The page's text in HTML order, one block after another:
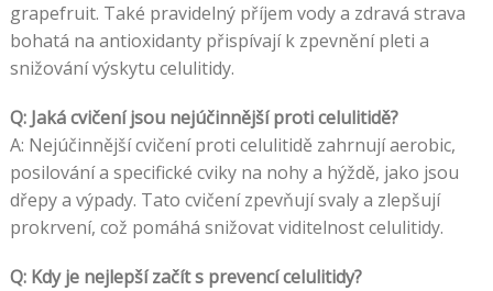
grapefruit. Také pravidelný příjem vody a zdravá strava
bohatá na antioxidanty přispívají k zpevnění pleti a
snižování výskytu celulitidy.
Q: Jaká cvičení jsou nejúčinnější proti celulitidě?
A: Nejúčinnější cvičení proti celulitidě zahrnují aerobic,
posilování a specifické cviky na nohy a hýždě, jako jsou
dřepy a výpady. Tato cvičení zpevňují svaly a zlepšují
prokrvení, což pomáhá snižovat viditelnost celulitidy.
Q: Kdy je nejlepší začít s prevencí celulitidy?